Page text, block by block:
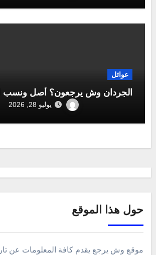
عوائل
الجردان وش يرجعون؟ أصل ونسب
يوليو 28, 2026
حول هذا الموقع
موقع وش يرجع يقدم كافة المعلومات عن